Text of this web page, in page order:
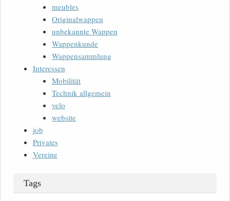
meubles
Originalwappen
unbekannte Wappen
Wappenkunde
Wappensammlung
Interessen
Mobilität
Technik allgemein
velo
website
job
Privates
Vereine
Tags